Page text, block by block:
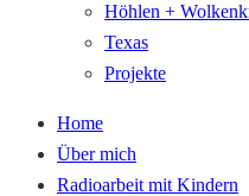
Höhlen +
Texas
Projekte
Home
Über mich
Radioarbeit mit Kindern